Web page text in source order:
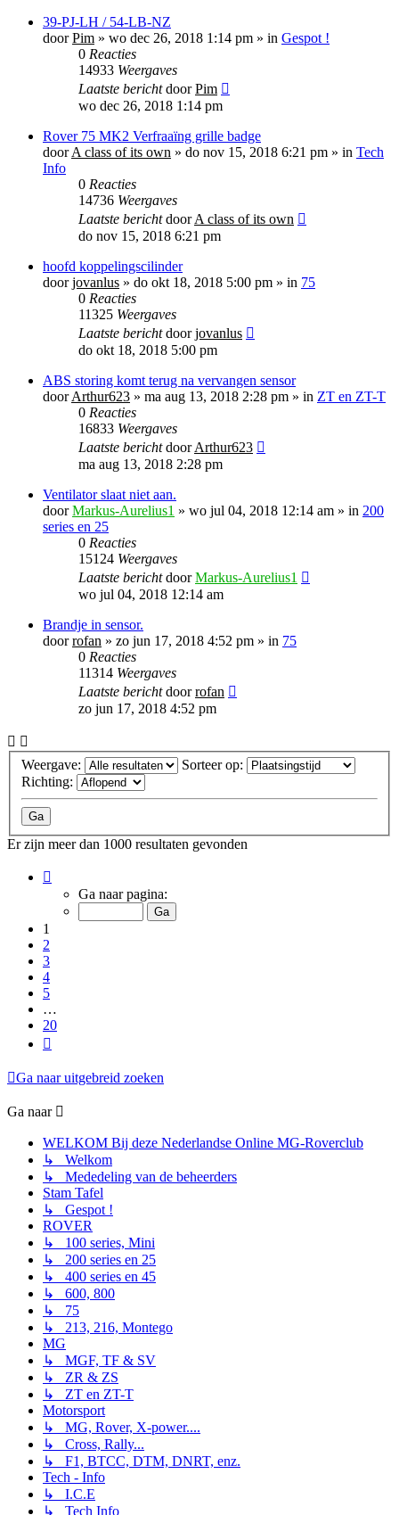
39-PJ-LH / 54-LB-NZ
doorPim » wo dec 26, 2018 1:14 pm » in Gespot !
0 Reacties
14933 Weergaves
Laatste berichtdoorPim
wo dec 26, 2018 1:14 pm
Rover 75 MK2 Verfraaïng grille badge
doorA class of its own » do nov 15, 2018 6:21 pm » in Tech
Info
0 Reacties
14736 Weergaves
Laatste berichtdoorA class of its own
do nov 15, 2018 6:21 pm
hoofd koppelingscilinder
doorjovanlus » do okt 18, 2018 5:00 pm » in 75
0 Reacties
11325 Weergaves
Laatste berichtdoorjovanlus
do okt 18, 2018 5:00 pm
ABS storing komt terug na vervangen sensor
doorArthur623 » ma aug 13, 2018 2:28 pm » in ZT en ZT-T
0 Reacties
16833 Weergaves
Laatste berichtdoorArthur623
ma aug 13, 2018 2:28 pm
Ventilator slaat niet aan.
doorMarkus-Aurelius1 » wo jul 04, 2018 12:14 am » in 200
series en 25
0 Reacties
15124 Weergaves
Laatste berichtdoorMarkus-Aurelius1
wo jul 04, 2018 12:14 am
Brandje in sensor.
doorrofan » zo jun 17, 2018 4:52 pm » in 75
0 Reacties
11314 Weergaves
Laatste berichtdoorrofan
zo jun 17, 2018 4:52 pm
Weergave:
Sorteer op:
Richting:
Er zijn meer dan 1000 resultaten gevonden
van
Ga naar pagina:
1
2
3
4
5
…
20
Ga naar uitgebreid zoeken
Ga naar
WELKOM Bij deze Nederlandse Online MG-Roverclub
↳ Welkom
↳ Mededeling van de beheerders
Stam Tafel
↳ Gespot !
ROVER
↳ 100 series, Mini
↳ 200 series en 25
↳ 400 series en 45
↳ 600, 800
↳ 75
↳ 213, 216, Montego
MG
↳ MGF, TF & SV
↳ ZR & ZS
↳ ZT en ZT-T
Motorsport
↳ MG, Rover, X-power....
↳ Cross, Rally...
↳ F1, BTCC, DTM, DNRT, enz.
Tech - Info
↳ I.C.E
↳ Tech Info